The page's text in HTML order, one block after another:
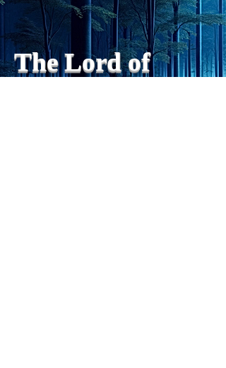
のおかげで、心的外傷後成長
や、人格の再構成も、2日位
でできるようになった。人格
の再構成は、chatがない時
は、数年かかっていたのに。
The Lord of